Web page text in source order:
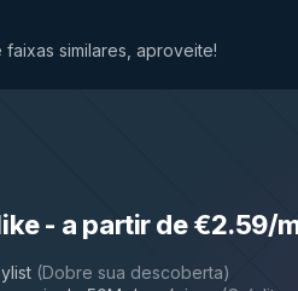
faixas similares, aproveite!
- a partir de €2.59/
(Dobre sua descoberta)